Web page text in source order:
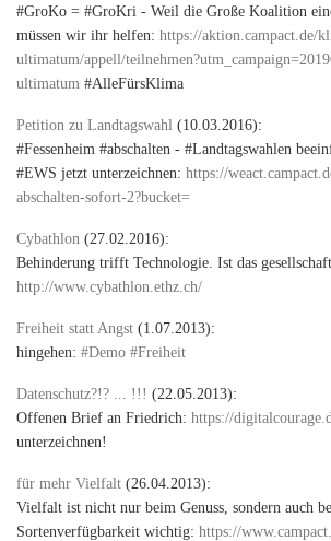
#GroKo = #GroKri - Weil die Große Koalition
müssen wir ihr helfen: https://aktion.campact.de/
ultimatum/appell/
ultimatum #AlleFürsKlima
Petition zu Landtagswahl (10.03.2016):
#Fessenheim #abschalten - #Landtagswahlen
#EWS jetzt unterzeichnen: https://
abschalten-sofort-2?bucket=
Cybathlon (27.02.2016):
Behinderung trifft Technologie. Ist das
http://www.cybathlon.ethz.ch/
Freiheit statt Angst (1.07.2013):
hingehen: #Demo #Freiheit
Datenschutz?!? ... !!! (22.05.2013):
Offenen Brief an Friedrich: https://
unterzeichnen!
für mehr Vielfalt (26.04.2013):
Vielfalt ist nicht nur beim Genuss, sondern auch
Sortenverfügbarkeit wichtig: https://